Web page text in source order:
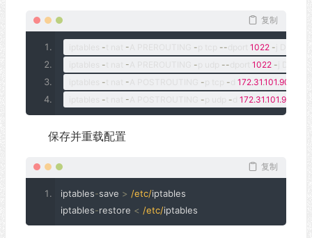
复制
- - - -- 1022 -
- - - -- 1022 -
- - - - 172.31.101.90
- - - - 172.31.101.90
保存并重载配置
复制
iptables-save > /etc/iptables
iptables-restore < /etc/iptables